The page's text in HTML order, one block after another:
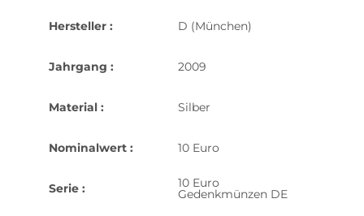
Hersteller : D (München)
Jahrgang : 2009
Material : Silber
Nominalwert : 10 Euro
Serie : 10 Euro
Gedenkmünzen DE